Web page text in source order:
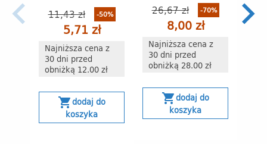
11,43 zł -50%
5,71 zł
Najniższa cena z
30 dni przed
obniżką 12.00 zł
shopping_cartdodaj do
koszyka
26,67 zł -70%
8,00 zł
Najniższa cena z
30 dni przed
obniżką 28.00 zł
shopping_cartdodaj do
koszyka